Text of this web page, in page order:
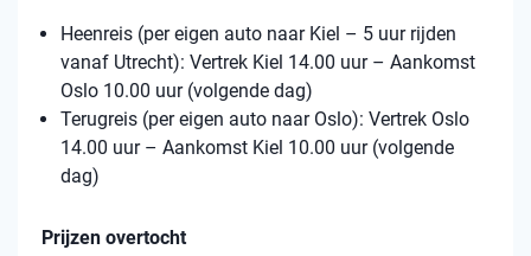
Heenreis (per eigen auto naar Kiel – 5 uur rijden
vanaf Utrecht): Vertrek Kiel 14.00 uur – Aankomst
Oslo 10.00 uur (volgende dag)
Terugreis (per eigen auto naar Oslo): Vertrek Oslo
14.00 uur – Aankomst Kiel 10.00 uur (volgende
dag)
Prijzen overtocht